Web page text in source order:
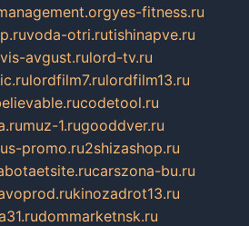
yes-fitness.ru
voda-otri.rutishinapve.ru
avgust.rulord-tv.ru
lordfilm7.rulordfilm13.ru
codetool.ru
muz-1.rugooddver.ru
promo.ru2shizashop.ru
carszona-bu.ru
kinozadrot13.ru
dommarketnsk.ru